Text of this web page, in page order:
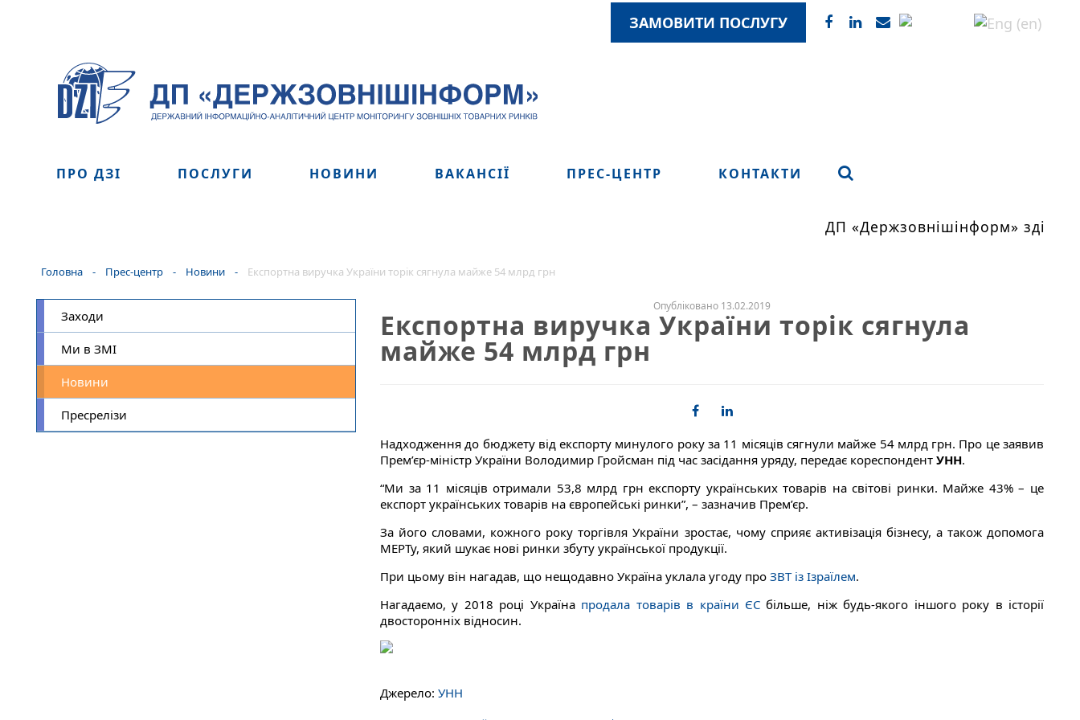
ЗАМОВИТИ ПОСЛУГУ
ПРО ДЗІ ПОСЛУГИ НОВИНИ ВАКАНСІЇ ПРЕС-ЦЕНТР КОНТАКТИ
ДП «Держзовнішінформ»
Головна - Прес-центр - Новини - Експортна виручка України торік сягнула майже 54 млрд грн
Заходи
Ми в ЗМІ
Новини
Пресрелізи
Опубліковано 13.02.2019
Експортна виручка України торік сягнула
майже 54 млрд грн
Надходження до бюджету від експорту минулого року за 11 місяців сягнули майже 54 млрд грн. Про це заявив
Прем’єр-міністр України Володимир Гройсман під час засідання уряду, передає кореспондент УНН.
“Ми за 11 місяців отримали 53,8 млрд грн експорту українських товарів на світові ринки. Майже 43% – це
експорт українських товарів на європейські ринки”, – зазначив Прем’єр.
За його словами, кожного року торгівля України зростає, чому сприяє активізація бізнесу, а також допомога
МЕРТу, який шукає нові ринки збуту української продукції.
При цьому він нагадав, що нещодавно Україна уклала угоду про ЗВТ із Ізраїлем.
Нагадаємо, у 2018 році Україна продала товарів в країни ЄСбільше, ніж будь-якого іншого року в історії
двосторонніх відносин.
Джерело: УНН